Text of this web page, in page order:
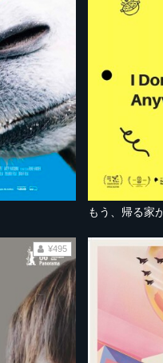
もう、帰る家
¥495